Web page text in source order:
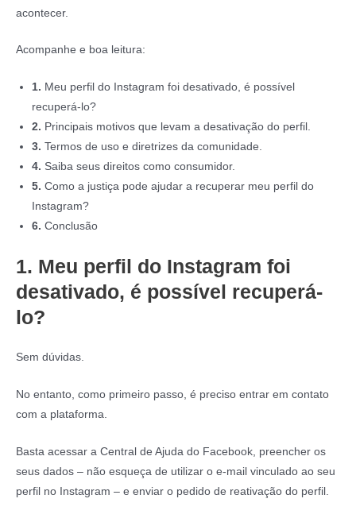
acontecer.
Acompanhe e boa leitura:
1. Meu perfil do Instagram foi desativado, é possível
recuperá-lo?
2. Principais motivos que levam a desativação do perfil.
3. Termos de uso e diretrizes da comunidade.
4. Saiba seus direitos como consumidor.
5. Como a justiça pode ajudar a recuperar meu perfil do
Instagram?
6. Conclusão
1. Meu perfil do Instagram foi
desativado, é possível recuperá-
lo?
Sem dúvidas.
No entanto, como primeiro passo, é preciso entrar em contato
com a plataforma.
Basta acessar a Central de Ajuda do Facebook, preencher os
seus dados – não esqueça de utilizar o e-mail vinculado ao seu
perfil no Instagram – e enviar o pedido de reativação do perfil.